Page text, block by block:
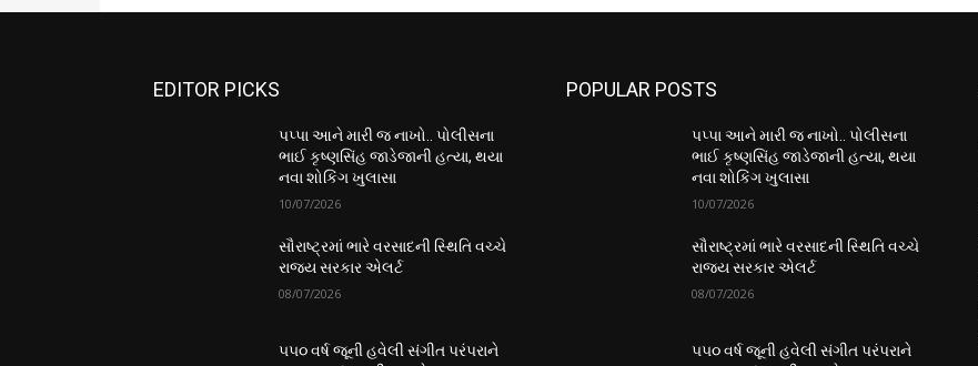
EDITOR PICKS
પપ્પા આને મારી જ નાખો.. પોલીસના
ભાઈ કૃષ્ણસિંહ જાડેજાની હત્યા, થયા
નવા શોકિંગ ખુલાસા
10/07/2026
સૌરાષ્ટ્રમાં ભારે વરસાદની સ્થિતિ વચ્ચે
રાજ્ય સરકાર એલર્ટ
08/07/2026
૫૫૦ વર્ષ જૂની હવેલી સંગીત પરંપરાને
POPULAR POSTS
પપ્પા આને મારી જ નાખો.. પોલીસના
ભાઈ કૃષ્ણસિંહ જાડેજાની હત્યા, થયા
નવા શોકિંગ ખુલાસા
10/07/2026
સૌરાષ્ટ્રમાં ભારે વરસાદની સ્થિતિ વચ્ચે
રાજ્ય સરકાર એલર્ટ
08/07/2026
૫૫૦ વર્ષ જૂની હવેલી સંગીત પરંપરાને